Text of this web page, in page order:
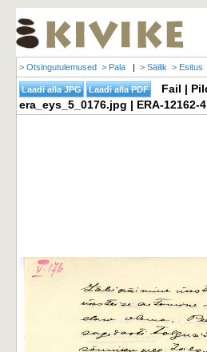
> Otsingutulemused > Pala | > Säilik > Esitus
Fail |
era_eys_5_0176.jpg | ERA-12162-